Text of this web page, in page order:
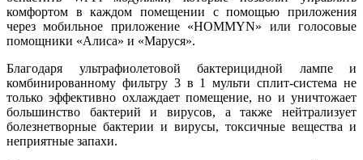
комфортом в каждом помещении с помощью приложения
через мобильное приложение «HOMMYN» или голосовые
помощники «Алиса» и «Маруся».
Благодаря ультрафиолетовой бактерицидной лампе и
комбинированному фильтру 3 в 1 мульти сплит-система не
только эффективно охлаждает помещение, но и уничтожает
большинство бактерий и вирусов, а также нейтрализует
болезнетворные бактерии и вирусы, токсичные вещества и
неприятные запахи.